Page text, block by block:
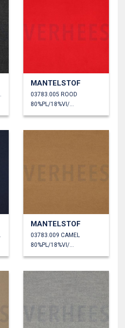
MANTELSTOF
03783.005 ROOD
80%PL/18%VI/2%EA
MANTELSTOF
03783.009 CAMEL
80%PL/18%VI/2%EA